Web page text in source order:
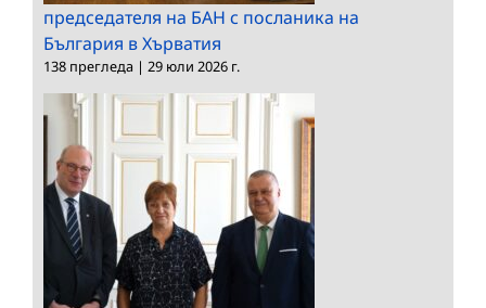
председателя на БАН с посланика на
България в Хърватия
138 прегледа | 29 юли 2026 г.